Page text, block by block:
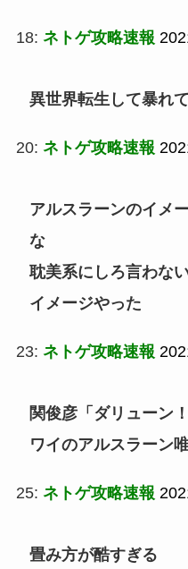
18: ネトゲ攻略速報
異世界転生して暴れ
20: ネトゲ攻略速報
アルスラーンのイメ
な
耽美系にしろ言わな
イメージやった
23: ネトゲ攻略速報
関俊彦「ダリューン！
ワイのアルスラーン
25: ネトゲ攻略速報
畳み方が酷すぎる